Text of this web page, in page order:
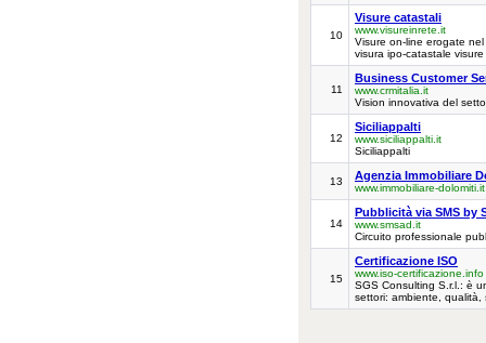
10
Visure catastali
www.visureinrete.it
Visure on-line erogate
visura ipo-catastale
11
Business Customer
www.crmitalia.it
Vision innovativa del
12
Siciliappalti
www.siciliappalti.it
Siciliappalti
13 Agenzia Immobiliare
www.immobiliare-dolomiti.it
14
Pubblicità via SMS by
www.smsad.it
Circuito professionale
15
Certificazione ISO
www.iso-certificazione.info
SGS Consulting S.r.l.: è
settori: ambiente, qualità,